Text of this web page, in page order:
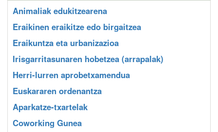
Animaliak edukitzearena
Eraikinen eraikitze edo birgaitzea
Eraikuntza eta urbanizazioa
Irisgarritasunaren hobetzea (arrapalak)
Herri-lurren aprobetxamendua
Euskararen ordenantza
Aparkatze-txartelak
Coworking Gunea